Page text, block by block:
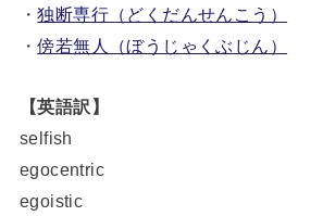
・独断専行（どくだんせんこう）
・傍若無人（ぼうじゃくぶじん）
【英語訳】
selfish
egocentric
egoistic